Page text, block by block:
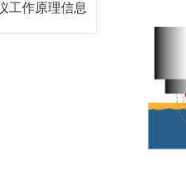
工作原理信息